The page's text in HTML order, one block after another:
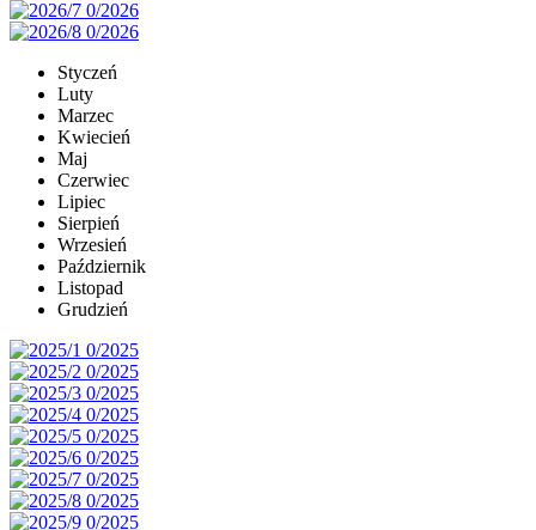
Styczeń
Luty
Marzec
Kwiecień
Maj
Czerwiec
Lipiec
Sierpień
Wrzesień
Październik
Listopad
Grudzień